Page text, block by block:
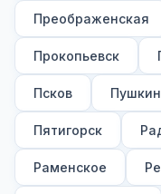
Преображенская
Прокопьевск
Псков Пушкин
Пятигорск
Раменское